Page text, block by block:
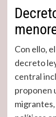
Con ello,
decreto
central
proponen